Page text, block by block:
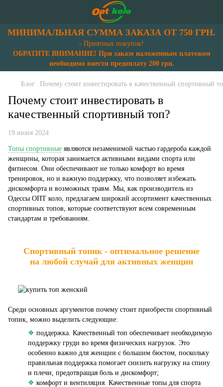
МИНИМАЛЬНАЯ СУММА ЗАКАЗА ОТ 750 ГРН.
- Приятных покупок!
ОБРАТИТЕ ВНИМАНИЕ! При заказе наложенным платежом
необходимо внести предоплату 200 грн.
Блог Почему стоит инвестировать в качественный спортивный
Почему стоит инвестировать в
качественный спортивный топ?
19 июня 2024
Топы спортивные являются незаменимой частью гардероба каждой
женщины, которая занимается активными видами спорта или
фитнесом. Они обеспечивают не только комфорт во время
тренировок, но и важную поддержку, что позволяет избежать
дискомфорта и возможных травм. Мы, как производитель из
Одессы ОПТ коло, предлагаем широкий ассортимент качественных
спортивных топов, которые соответствуют всем современным
стандартам и требованиям.
Спортивный топик - оптимальное решение
на любой случай для активных женщин
Среди основных аргументов почему стоит приобрести спортивный
топик, можно выделить следующие:
❖ поддержка. Качественный топ обеспечивает необходимую
поддержку груди во время физических нагрузок. Это
особенно важно для женщин с большим бюстом, поскольку
правильная поддержка помогает снизить нагрузку на спину
и плечи, предотвращая боль и дискомфорт;
❖ комфорт и вентиляция. Качественные топы для спорта